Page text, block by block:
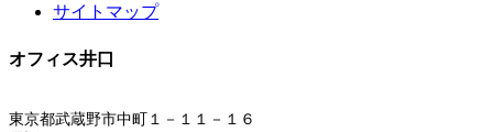
サイトマップ
オフィス井口
東京都武蔵野市中町１－１１－１６